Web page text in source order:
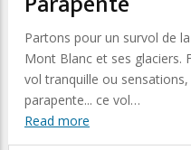
Partons pour un survol de
Mont Blanc et ses glaciers.
vol tranquille ou
parapente... ce vol…
Read more